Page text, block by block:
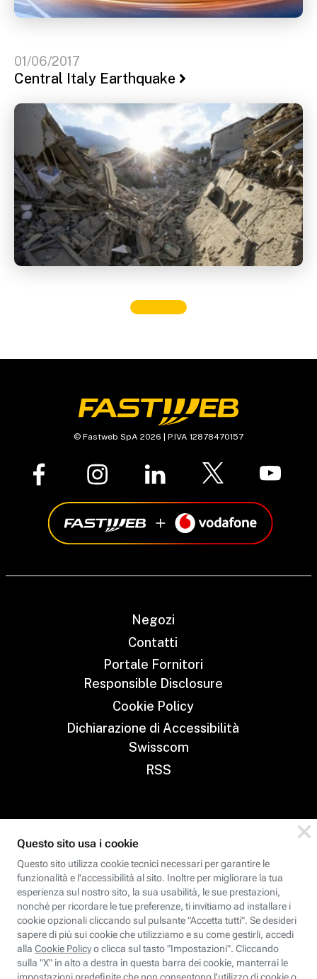
01/06/2017
Central Italy Earthquake
© Fastweb SpA 2026 | P.IVA 12878470157
Negozi
Contatti
Portale Fornitori
Responsible Disclosure
Cookie Policy
Dichiarazione di Accessibilità
Swisscom
RSS